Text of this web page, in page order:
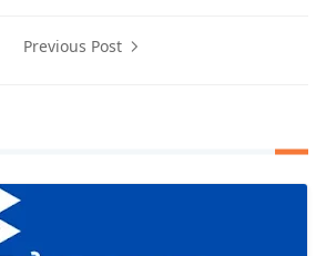
Previous Post